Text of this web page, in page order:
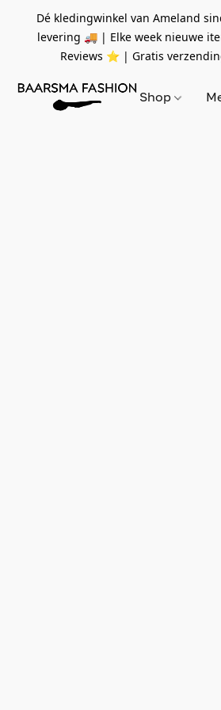
Dé kledingwinkel van Ameland
levering 🚚 | Elke week nieuwe
Reviews ⭐️ | Gratis
Shop